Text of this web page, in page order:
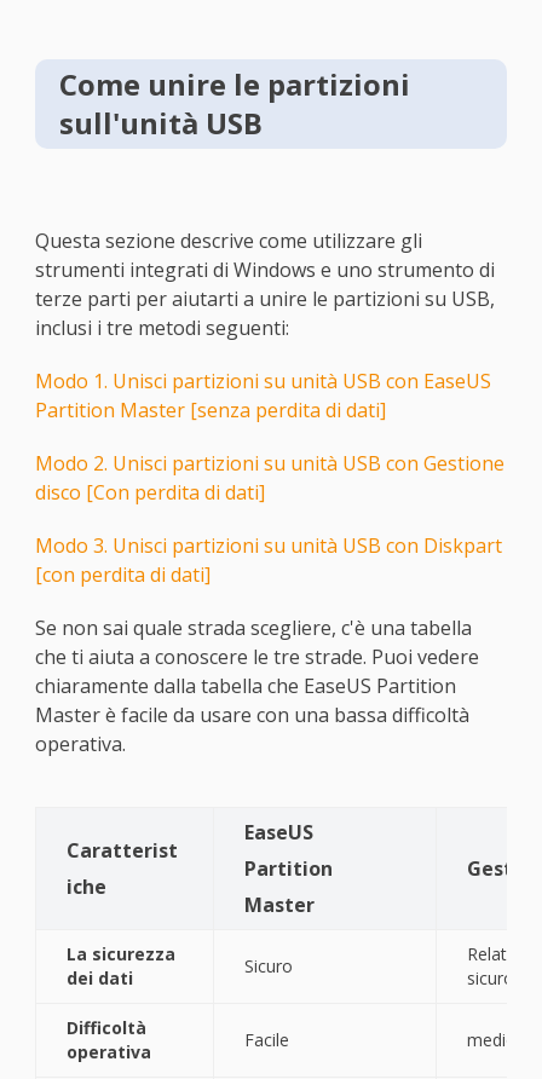
Come unire le partizioni
sull'unità USB
Questa sezione descrive come utilizzare gli
strumenti integrati di Windows e uno strumento di
terze parti per aiutarti a unire le partizioni su USB,
inclusi i tre metodi seguenti:
Modo 1. Unisci partizioni su unità USB con EaseUS
Partition Master [senza perdita di dati]
Modo 2. Unisci partizioni su unità USB con Gestione
disco [Con perdita di dati]
Modo 3. Unisci partizioni su unità USB con Diskpart
[con perdita di dati]
Se non sai quale strada scegliere, c'è una tabella
che ti aiuta a conoscere le tre strade. Puoi vedere
chiaramente dalla tabella che EaseUS Partition
Master è facile da usare con una bassa difficoltà
operativa.
Caratterist
iche
EaseUS
Partition
Master
La sicurezza
dei dati
Sicuro
sicuro
Difficoltà
operativa
Facile medio